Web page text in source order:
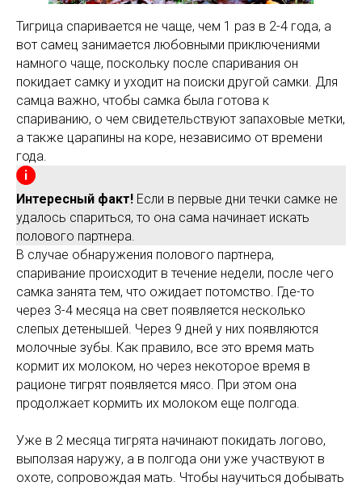
Тигрица спаривается не чаще, чем 1 раз в 2-4 года, а
вот самец занимается любовными приключениями
намного чаще, поскольку после спаривания он
покидает самку и уходит на поиски другой самки. Для
самца важно, чтобы самка была готова к
спариванию, о чем свидетельствуют запаховые метки,
а также царапины на коре, независимо от времени
года.
Интересный факт! Если в первые дни течки самке не
удалось спариться, то она сама начинает искать
полового партнера.
В случае обнаружения полового партнера,
спаривание происходит в течение недели, после чего
самка занята тем, что ожидает потомство. Где-то
через 3-4 месяца на свет появляется несколько
слепых детенышей. Через 9 дней у них появляются
молочные зубы. Как правило, все это время мать
кормит их молоком, но через некоторое время в
рационе тигрят появляется мясо. При этом она
продолжает кормить их молоком еще полгода.
Уже в 2 месяца тигрята начинают покидать логово,
выползая наружу, а в полгода они уже участвуют в
охоте, сопровождая мать. Чтобы научиться добывать